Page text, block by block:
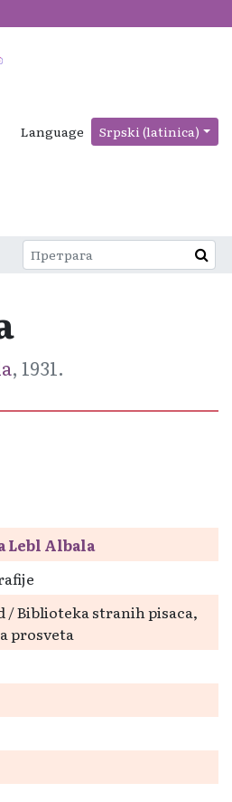
Language Srpski (latinica)
, 1931.
Lebl Albala
/ Biblioteka stranih pisaca,
prosveta